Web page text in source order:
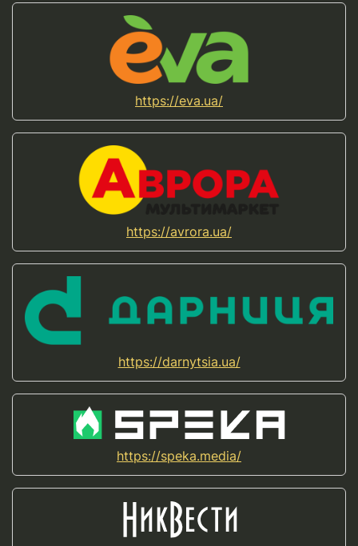
https://eva.ua/
https://avrora.ua/
https://darnytsia.ua/
https://speka.media/